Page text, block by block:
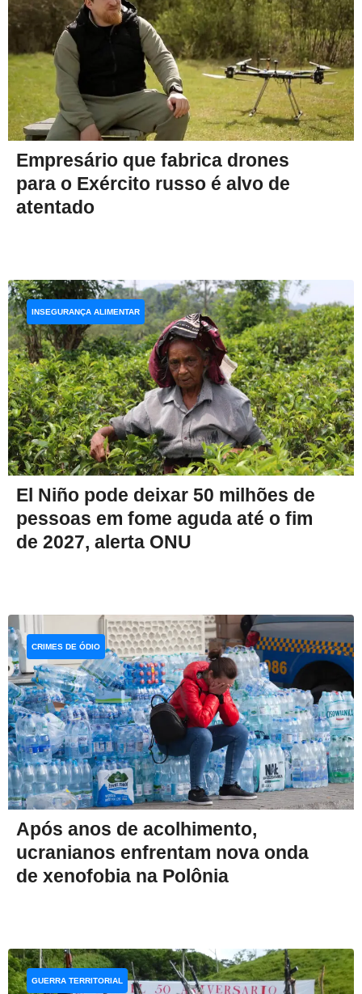
Empresário que fabrica drones
para o Exército russo é alvo de
atentado
El Niño pode deixar 50 milhões de
pessoas em fome aguda até o fim
de 2027, alerta ONU
INSEGURANÇA ALIMENTAR
Após anos de acolhimento,
ucranianos enfrentam nova onda
de xenofobia na Polônia
CRIMES DE ÓDIO
GUERRA TERRITORIAL